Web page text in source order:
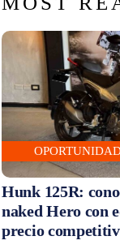
Hunk 125R:
naked Hero con
precio